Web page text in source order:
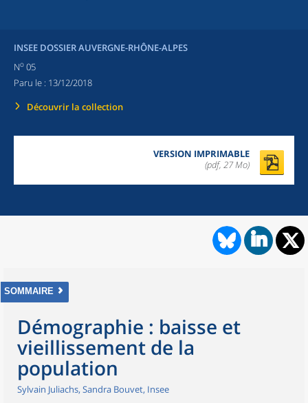
INSEE DOSSIER AUVERGNE-RHÔNE-ALPES
No 05
Paru le : 13/12/2018
Découvrir la collection
VERSION IMPRIMABLE
(pdf, 27 Mo)
SOMMAIRE
Démographie : baisse et
vieillissement de la
population
Sylvain Juliachs, Sandra Bouvet, Insee